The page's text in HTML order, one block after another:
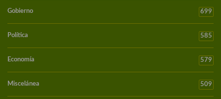
Gobierno 699
Política 585
Economía 579
Miscelánea 509